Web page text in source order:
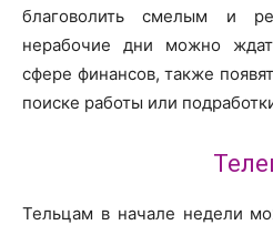
благоволить смелым и
нерабочие дни можно
сфере финансов, также
поиске работы или
Тельцам в начале недели